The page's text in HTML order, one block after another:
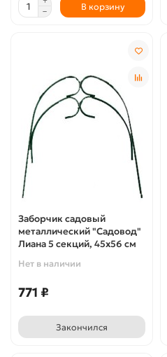
В корзину
Заборчик садовый
металлический "Садовод"
Лиана 5 секций, 45х56 см
Нет в наличии
771 ₽
Закончился